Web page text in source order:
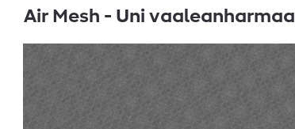
Air Mesh - Uni vaaleanharmaa